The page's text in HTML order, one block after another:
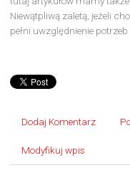
Niewątpliwą zaletą, jeżeli
pełni uwzględnienie
Dodaj Komentarz
Modyfikuj wpis